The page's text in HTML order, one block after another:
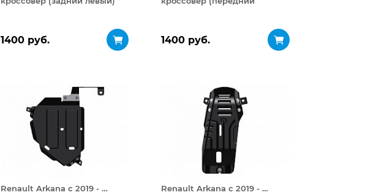
1400 руб. 1400 руб.
Renault Arkana с 2019 - … Renault Arkana с 2019 - …